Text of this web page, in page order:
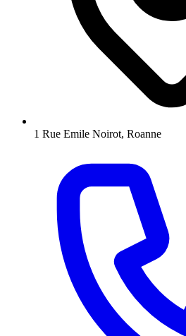
1 Rue Emile Noirot, Roanne